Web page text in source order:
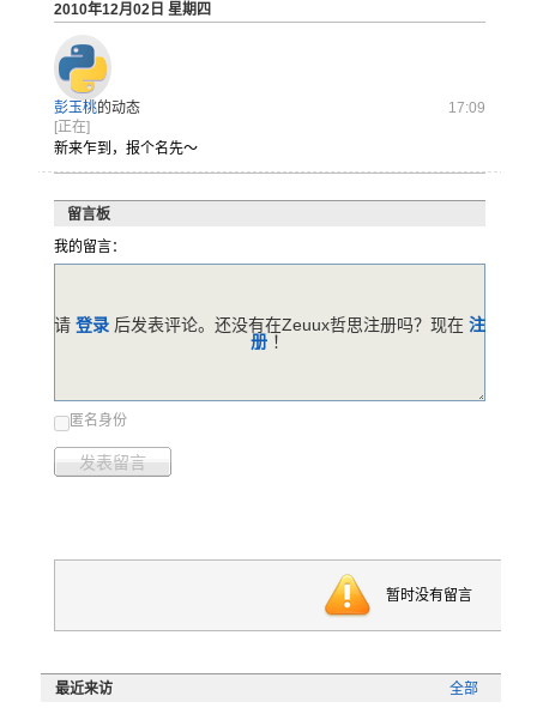
2010年12月02日 星期四
彭玉桃的动态
17:09
[正在]
新来乍到，报个名先～
留言板
我的留言：
匿名身份
发表留言
请 登录 后发表评论。还没有在Zeuux哲思注册吗？现在 注
册 ！
暂时没有留言
全部
最近来访